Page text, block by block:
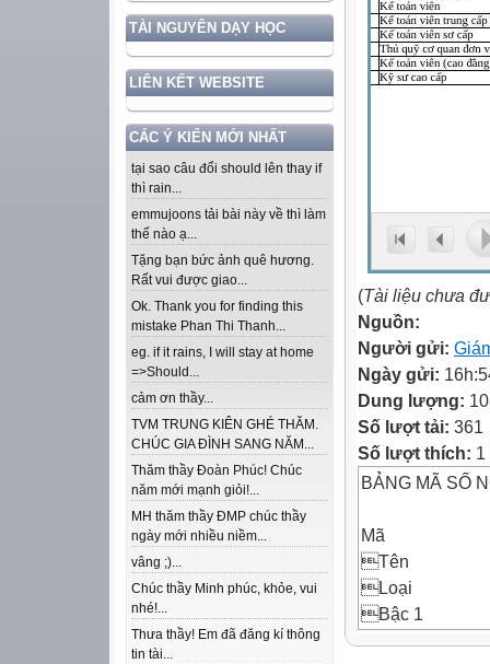
TÀI NGUYÊN DẠY HỌC
LIÊN KẾT WEBSITE
CÁC Ý KIẾN MỚI NHẤT
tại sao câu đổi should lên thay if
thì rain...
emmujoons tải bài này về thì làm
thế nào ạ...
Tặng bạn bức ảnh quê hương.
Rất vui được giao...
Ok. Thank you for finding this
mistake Phan Thi Thanh...
eg. if it rains, I will stay at home
=>Should...
cảm ơn thầy...
TVM TRUNG KIÊN GHÉ THĂM.
CHÚC GIA ĐÌNH SANG NĂM...
Thăm thầy Đoàn Phúc! Chúc
năm mới mạnh giỏi!...
MH thăm thầy ĐMP chúc thầy
ngày mới nhiều niềm...
vâng ;)...
Chúc thầy Minh phúc, khỏe, vui
nhé!...
Thưa thầy! Em đã đăng kí thông
tin tài...
(Tài liệu chưa
Nguồn:
Người gửi:
Ngày gửi:
Dung lượng:
Số lượt tải: 361
Số lượt thích:
BẢNG MÃ SỐ
Mã
Tên
Loại
Bậc 1